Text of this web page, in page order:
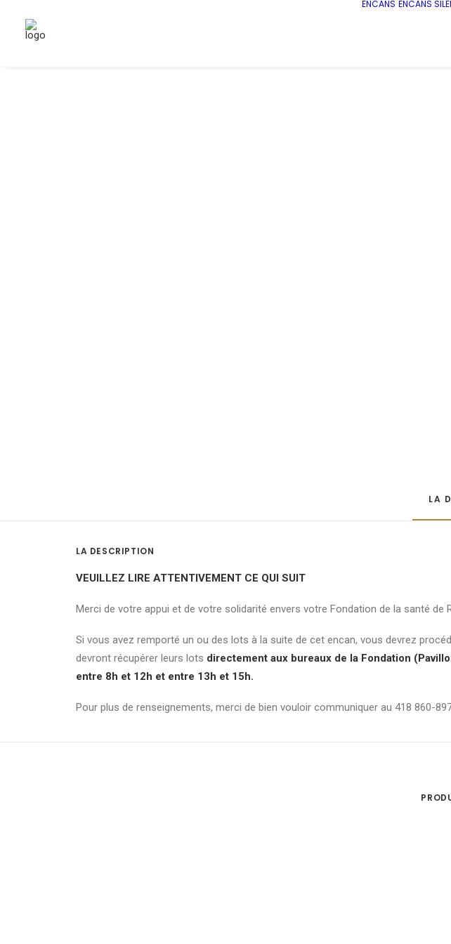
ENCANS ENCANS
LA
LA DESCRIPTION
VEUILLEZ LIRE ATTENTIVEMENT CE QUI SUIT
Merci de votre appui et de votre solidarité envers votre Fondation de la santé de
Si vous avez remporté un ou des lots à la suite de cet encan, vous devrez
devront récupérer leurs lots directement aux bureaux de la Fondation
entre 8h et 12h et entre 13h et 15h.
Pour plus de renseignements, merci de bien vouloir communiquer au 418 860-